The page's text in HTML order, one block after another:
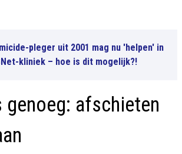
pleger uit 2001 mag nu 'helpen' in
kliniek – hoe is dit mogelijk?!
genoeg: afschieten